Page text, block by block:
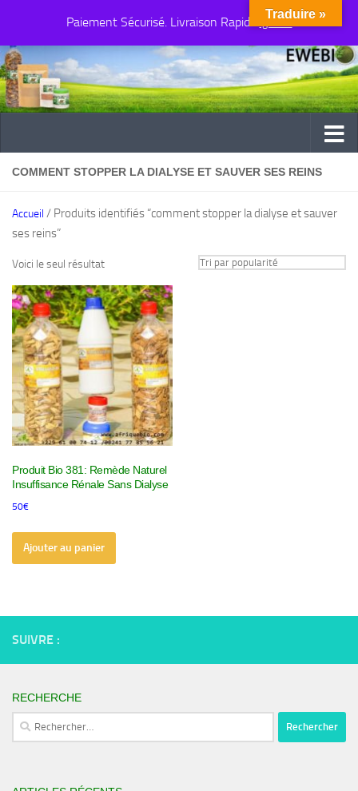
Paiement Sécurisé. Livraison Rapide Ignorer
Au dessous du contenu
COMMENT STOPPER LA DIALYSE ET SAUVER SES REINS
Accueil / Produits identifiés “comment stopper la dialyse et sauver
ses reins”
Voici le seul résultat
Produit Bio 381: Remède Naturel
Insuffisance Rénale Sans Dialyse
50€
Ajouter au panier
SUIVRE :
RECHERCHE
Rechercher :
Traduire »